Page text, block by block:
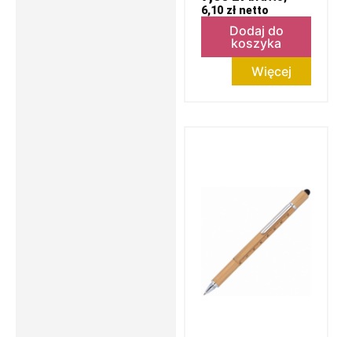
6,10 złnetto
Dodaj do
koszyka
Więcej